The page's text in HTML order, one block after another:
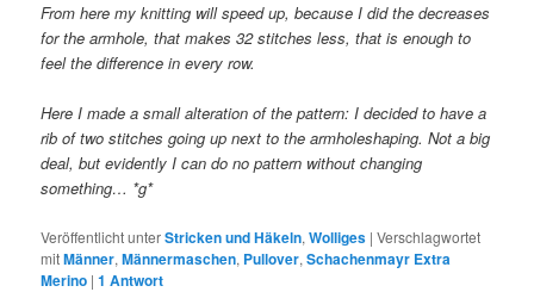
From here my knitting will speed up, because I did the decreases
for the armhole, that makes 32 stitches less, that is enough to
feel the difference in every row.
Here I made a small alteration of the pattern: I decided to have a
rib of two stitches going up next to the armholeshaping. Not a big
deal, but evidently I can do no pattern without changing
something… *g*
Veröffentlicht unterStricken und Häkeln,Wolliges |Verschlagwortet
mitMänner,Männermaschen, Pullover,Schachenmayr Extra
Merino |1 Antwort